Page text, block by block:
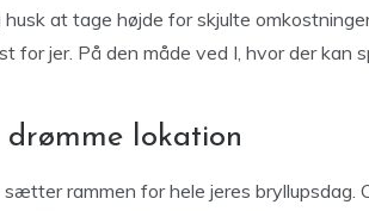
at tage højde for skjulte
for jer. På den måde ved I, hvor der kan
lokation
rammen for hele jeres bryllupsdag.